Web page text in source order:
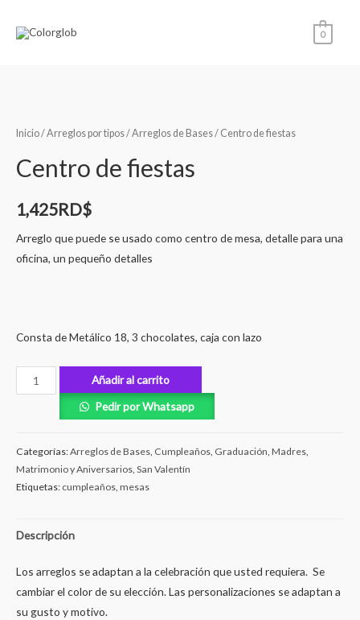
0
Inicio/Arreglos por tipos/Arreglos de Bases/ Centro de fiestas
Centro de fiestas
1,425RD$
Arreglo que puede se usado como centro de mesa, detalle para una
oficina, un pequeño detalles
Consta de Metálico 18, 3 chocolates, caja con lazo
Añadir al carrito
Pedir por Whatsapp
Categorías:Arreglos de Bases, Cumpleaños, Graduación, Madres,
Matrimonio y Aniversarios, San Valentín
Etiquetas: cumpleaños, mesas
Descripción
Los arreglos se adaptan a la celebración que usted requiera. Se
cambiar el color de su elección. Las personalizaciones se adaptan a
su gusto y motivo.